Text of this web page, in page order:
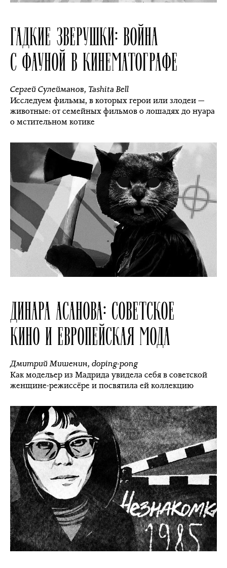
ГАДКИЕ ЗВЕРУШКИ: ВОЙНА
С ФАУНОЙ В КИНЕМАТОГРАФЕ
Сергей Сулейманов, Tashita Bell
Исследуем фильмы, в которых герои или злодеи —
животные: от семейных фильмов о лошадях до нуара
о мстительном котике
ДИНАРА АСАНОВА: СОВЕТСКОЕ
КИНО И ЕВРОПЕЙСКАЯ МОДА
Дмитрий Мишенин, doping-pong
Как модельер из Мадрида увидела себя в советской
женщине-режиссёре и посвятила ей коллекцию